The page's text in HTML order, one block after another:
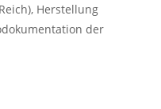
Herstellung
der